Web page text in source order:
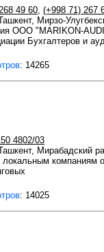
49 60, (+998 71) 267
Мирзо-
ООО "MARIKON-
Бухгалтеров и
: 14265
4802/03
Мирабадский
компаниям
: 14025